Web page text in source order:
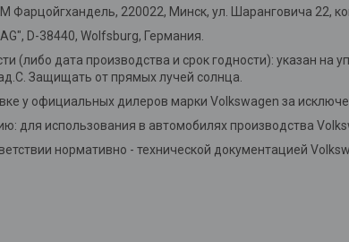
220022, Минск, ул. Шаранговича 22,
D-38440, Wolfsburg, Германия.
(либо дата производства и срок годности): указан на
Защищать от прямых лучей солнца.
у официальных дилеров марки Volkswagen за
для использования в автомобилях производства
нормативно - технической документацией